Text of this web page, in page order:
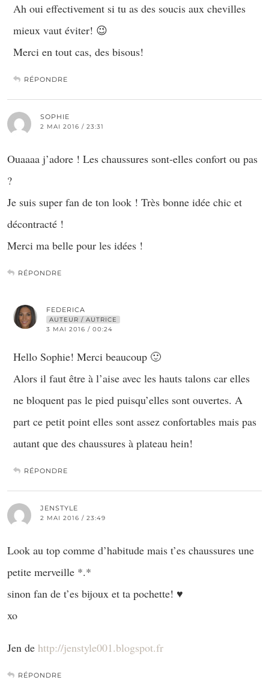
Ah oui effectivement si tu as des soucis aux chevilles
mieux vaut éviter! 😉
Merci en tout cas, des bisous!
RÉPONDRE
SOPHIE
2 MAI 2016 / 23:31
Ouaaaa j’adore ! Les chaussures sont-elles confort ou pas
?
Je suis super fan de ton look ! Très bonne idée chic et
décontracté !
Merci ma belle pour les idées !
RÉPONDRE
FEDERICA
AUTEUR / AUTRICE
3 MAI 2016 / 00:24
Hello Sophie! Merci beaucoup 🙂
Alors il faut être à l’aise avec les hauts talons car elles
ne bloquent pas le pied puisqu’elles sont ouvertes. A
part ce petit point elles sont assez confortables mais pas
autant que des chaussures à plateau hein!
RÉPONDRE
JENSTYLE
2 MAI 2016 / 23:49
Look au top comme d’habitude mais t’es chaussures une
petite merveille *.*
sinon fan de t’es bijoux et ta pochette! ♥
xo
Jen de http://jenstyle001.blogspot.fr
RÉPONDRE